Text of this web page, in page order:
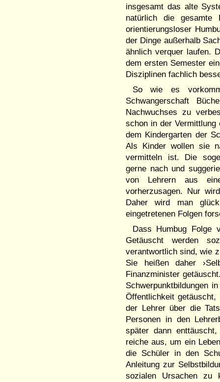
insgesamt das alte
natürlich die gesamte
orientierungsloser
der Dinge außerhalb
ähnlich verquer laufen.
dem ersten Semester
Disziplinen fachlich
So wie es
Schwangerschaft
Nachwuchses zu
schon in der
dem Kindergarten der
Als Kinder wollen sie
vermitteln ist. Die
gerne nach und
von Lehrern aus
vorherzusagen. Nur
Daher wird man
eingetretenen Folgen
Dass Humbug Folge
Getäuscht werden
verantwortlich sind, wie
Sie heißen daher
Finanzminister
Schwerpunktbildungen
Öffentlichkeit getäuscht,
der Lehrer über die
Personen in den
später dann
reiche aus, um ein
die Schüler in den
Anleitung zur
sozialen Ursachen zu